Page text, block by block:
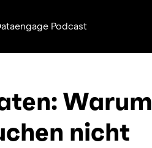
Podcast
Warum
nicht